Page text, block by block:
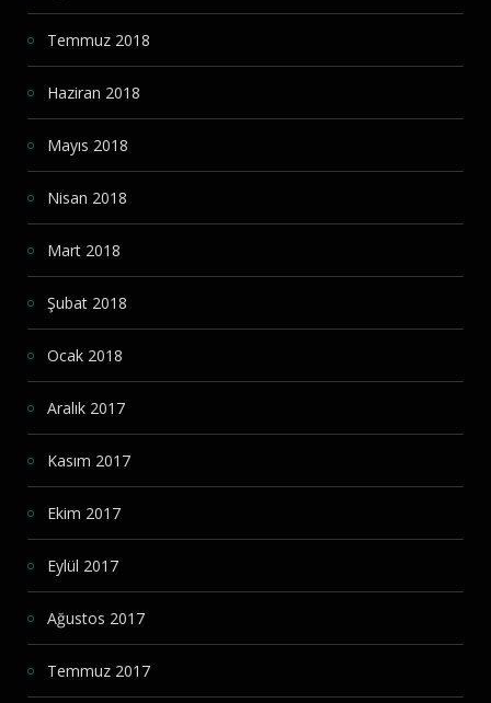
Temmuz 2018
Haziran 2018
Mayıs 2018
Nisan 2018
Mart 2018
Şubat 2018
Ocak 2018
Aralık 2017
Kasım 2017
Ekim 2017
Eylül 2017
Ağustos 2017
Temmuz 2017